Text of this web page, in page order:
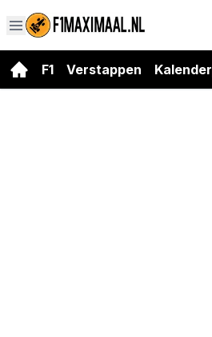
F1 Verstappen Kalender